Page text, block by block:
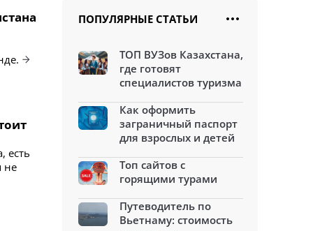
есть
не
ПОПУЛЯРНЫЕ СТАТЬИ
ТОП ВУЗов Казахстана,
где готовят
специалистов туризма
Как оформить
заграничный паспорт
для взрослых и детей
Топ сайтов с
горящими турами
Путеводитель по
Вьетнаму: стоимость